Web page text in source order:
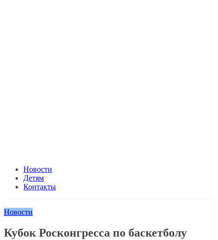
Новости
Детям
Контакты
Новости
Кубок Росконгресса по баскетболу